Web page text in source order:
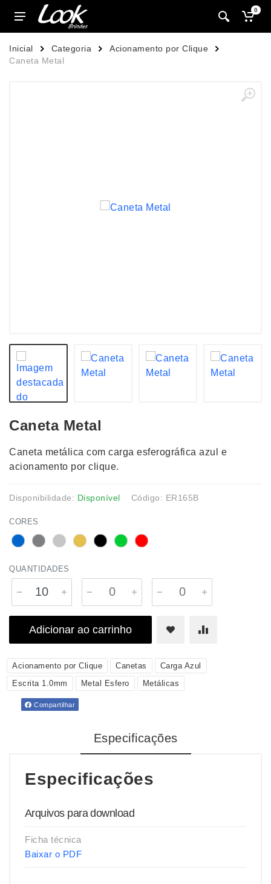
0
Inicial Categoria
Acionamento por Clique
Caneta Metal
Caneta Metal
Caneta metálica com carga esferográfica azul e
acionamento por clique.
Disponibilidade: Disponível Código: ER165B
CORES
QUANTIDADES
Adicionar ao carrinho
Acionamento por Clique Canetas
Carga Azul
Escrita 1.0mm
Metal Esfero Metálicas
Compartilhar
Especificações
Especificações
Arquivos para download
Ficha técnica
Baixar o PDF